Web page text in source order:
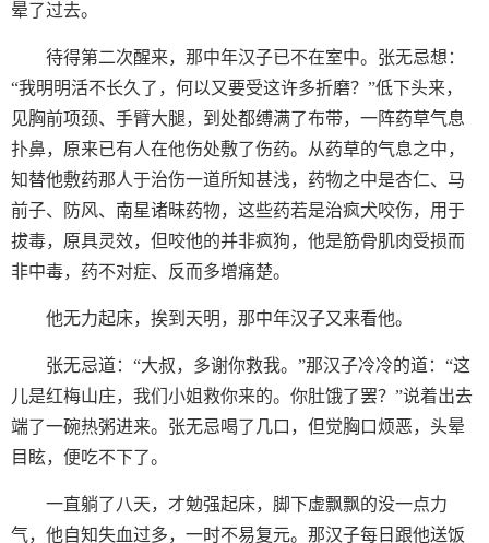
晕了过去。
待得第二次醒来，那中年汉子已不在室中。张无忌想：
“我明明活不长久了，何以又要受这许多折磨？”低下头来，
见胸前项颈、手臂大腿，到处都缚满了布带，一阵药草气息
扑鼻，原来已有人在他伤处敷了伤药。从药草的气息之中，
知替他敷药那人于治伤一道所知甚浅，药物之中是杏仁、马
前子、防风、南星诸昧药物，这些药若是治疯犬咬伤，用于
拔毒，原具灵效，但咬他的并非疯狗，他是筋骨肌肉受损而
非中毒，药不对症、反而多增痛楚。
他无力起床，挨到天明，那中年汉子又来看他。
张无忌道：“大叔，多谢你救我。”那汉子冷冷的道：“这
儿是红梅山庄，我们小姐救你来的。你肚饿了罢？”说着出去
端了一碗热粥进来。张无忌喝了几口，但觉胸口烦恶，头晕
目眩，便吃不下了。
一直躺了八天，才勉强起床，脚下虚飘飘的没一点力
气，他自知失血过多，一时不易复元。那汉子每日跟他送饭